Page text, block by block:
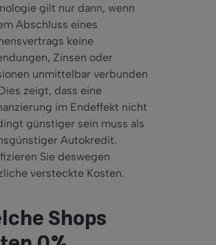
gilt nur dann, wenn
Abschluss eines
keine
Zinsen oder
unmittelbar verbunden
zeigt, dass eine
im Endeffekt nicht
günstiger sein muss als
Autokredit.
Sie deswegen
versteckte Kosten.
Shops